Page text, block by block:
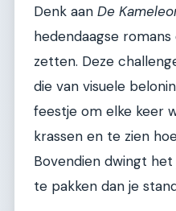
Denk aan De
hedendaagse
zetten. Deze
die van visuele
feestje om elke keer
krassen en te zien
Bovendien dwingt
te pakken dan je